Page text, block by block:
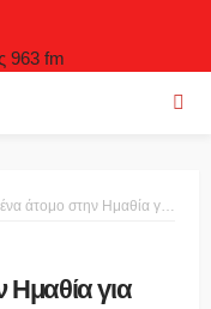
στην Ημαθία για διακίνηση αλλοδαπών
Ημαθία για